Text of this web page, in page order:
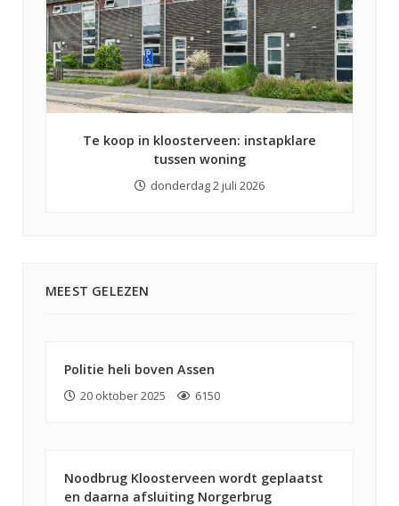
Te koop in kloosterveen: instapklare
tussen woning
donderdag 2 juli 2026
MEEST GELEZEN
Politie heli boven Assen
20 oktober 2025 6150
Noodbrug Kloosterveen wordt geplaatst
en daarna afsluiting Norgerbrug